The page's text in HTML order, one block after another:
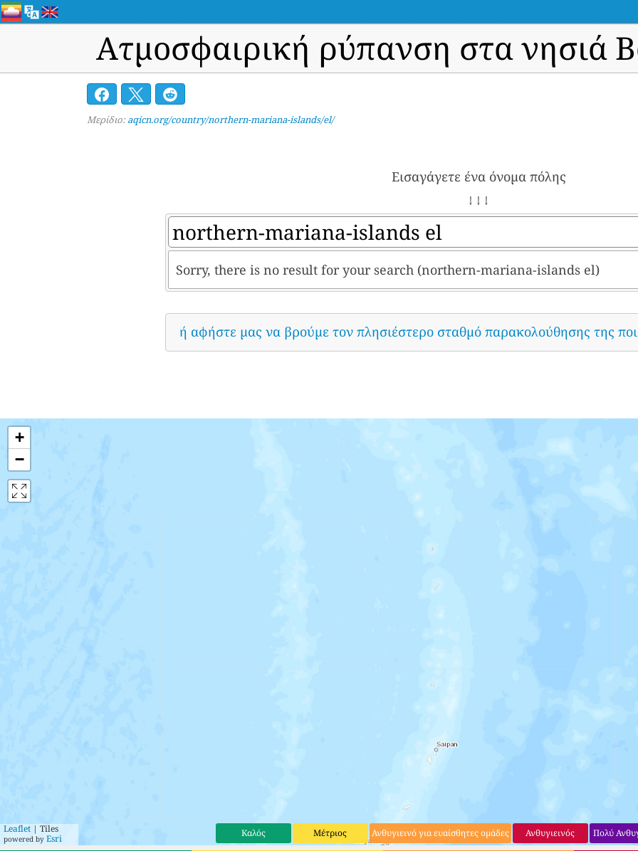
Ατμοσφαιρική ρύπανση στα νησιά
Μερίδιο: aqicn.org/country/northern-mariana-islands/el/
Εισαγάγετε ένα όνομα πόλης
↓ ↓ ↓
Sorry, there is no result for your search (northern-mariana-islands el)
ή αφήστε μας να βρούμε τον πλησιέστερο σταθμό παρακολούθησης της
+
−
Leaflet | Tiles
powered by Esri Καλός Μέτριος Ανθυγιεινό για ευαίσθητες ομάδες Ανθυγιεινός Πολύ